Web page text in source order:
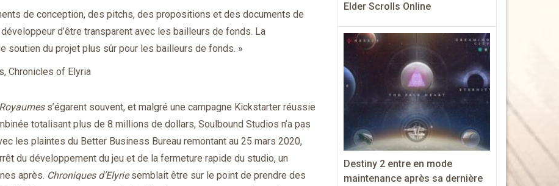
de conception, des pitchs, des propositions et des documents de
d’être transparent avec les bailleurs de fonds. La
soutien du projet plus sûr pour les bailleurs de fonds. »
Chronicles of Elyria
Royaumess’égarent souvent, et malgré une campagne Kickstarter réussie
totalisant plus de 8 millions de dollars, Soulbound Studios n’a pas
les plaintes du Better Business Bureau remontant au 25 mars 2020,
du développement du jeu et de la fermeture rapide du studio, un
après. Chroniques d’Elyriesemblait être sur le point de prendre des
Elder Scrolls Online
Destiny 2 entre en mode
maintenance après sa dernière